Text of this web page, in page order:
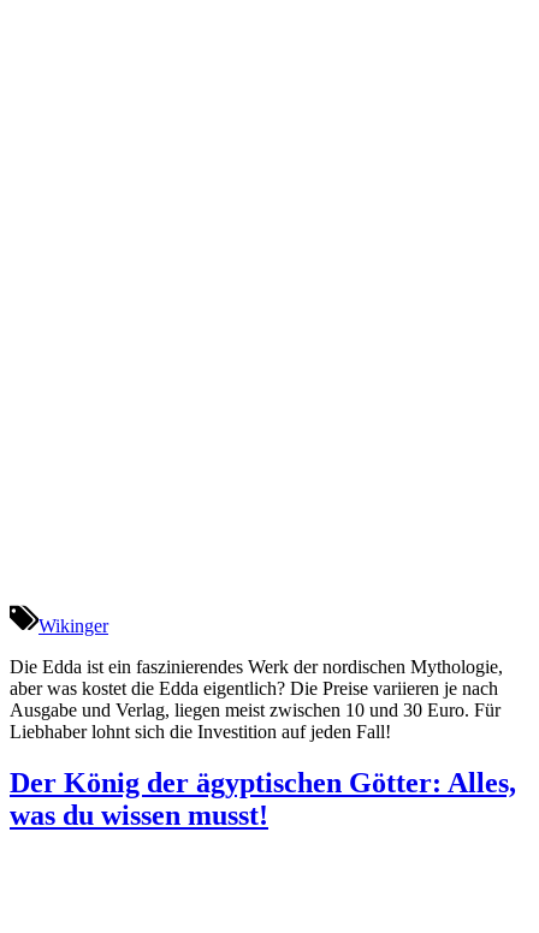
Wikinger
Die Edda ist ein faszinierendes Werk der nordischen Mythologie,
aber was kostet die Edda eigentlich? Die Preise variieren je nach
Ausgabe und Verlag, liegen meist zwischen 10 und 30 Euro. Für
Liebhaber lohnt sich die Investition auf jeden Fall!
Der König der ägyptischen Götter: Alles,
was du wissen musst!